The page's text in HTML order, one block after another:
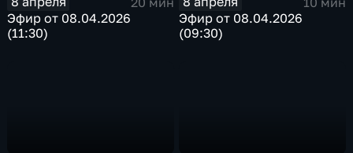
Эфир от 08.04.2026
(11:30)
Эфир от 08.04.2026
(09:30)